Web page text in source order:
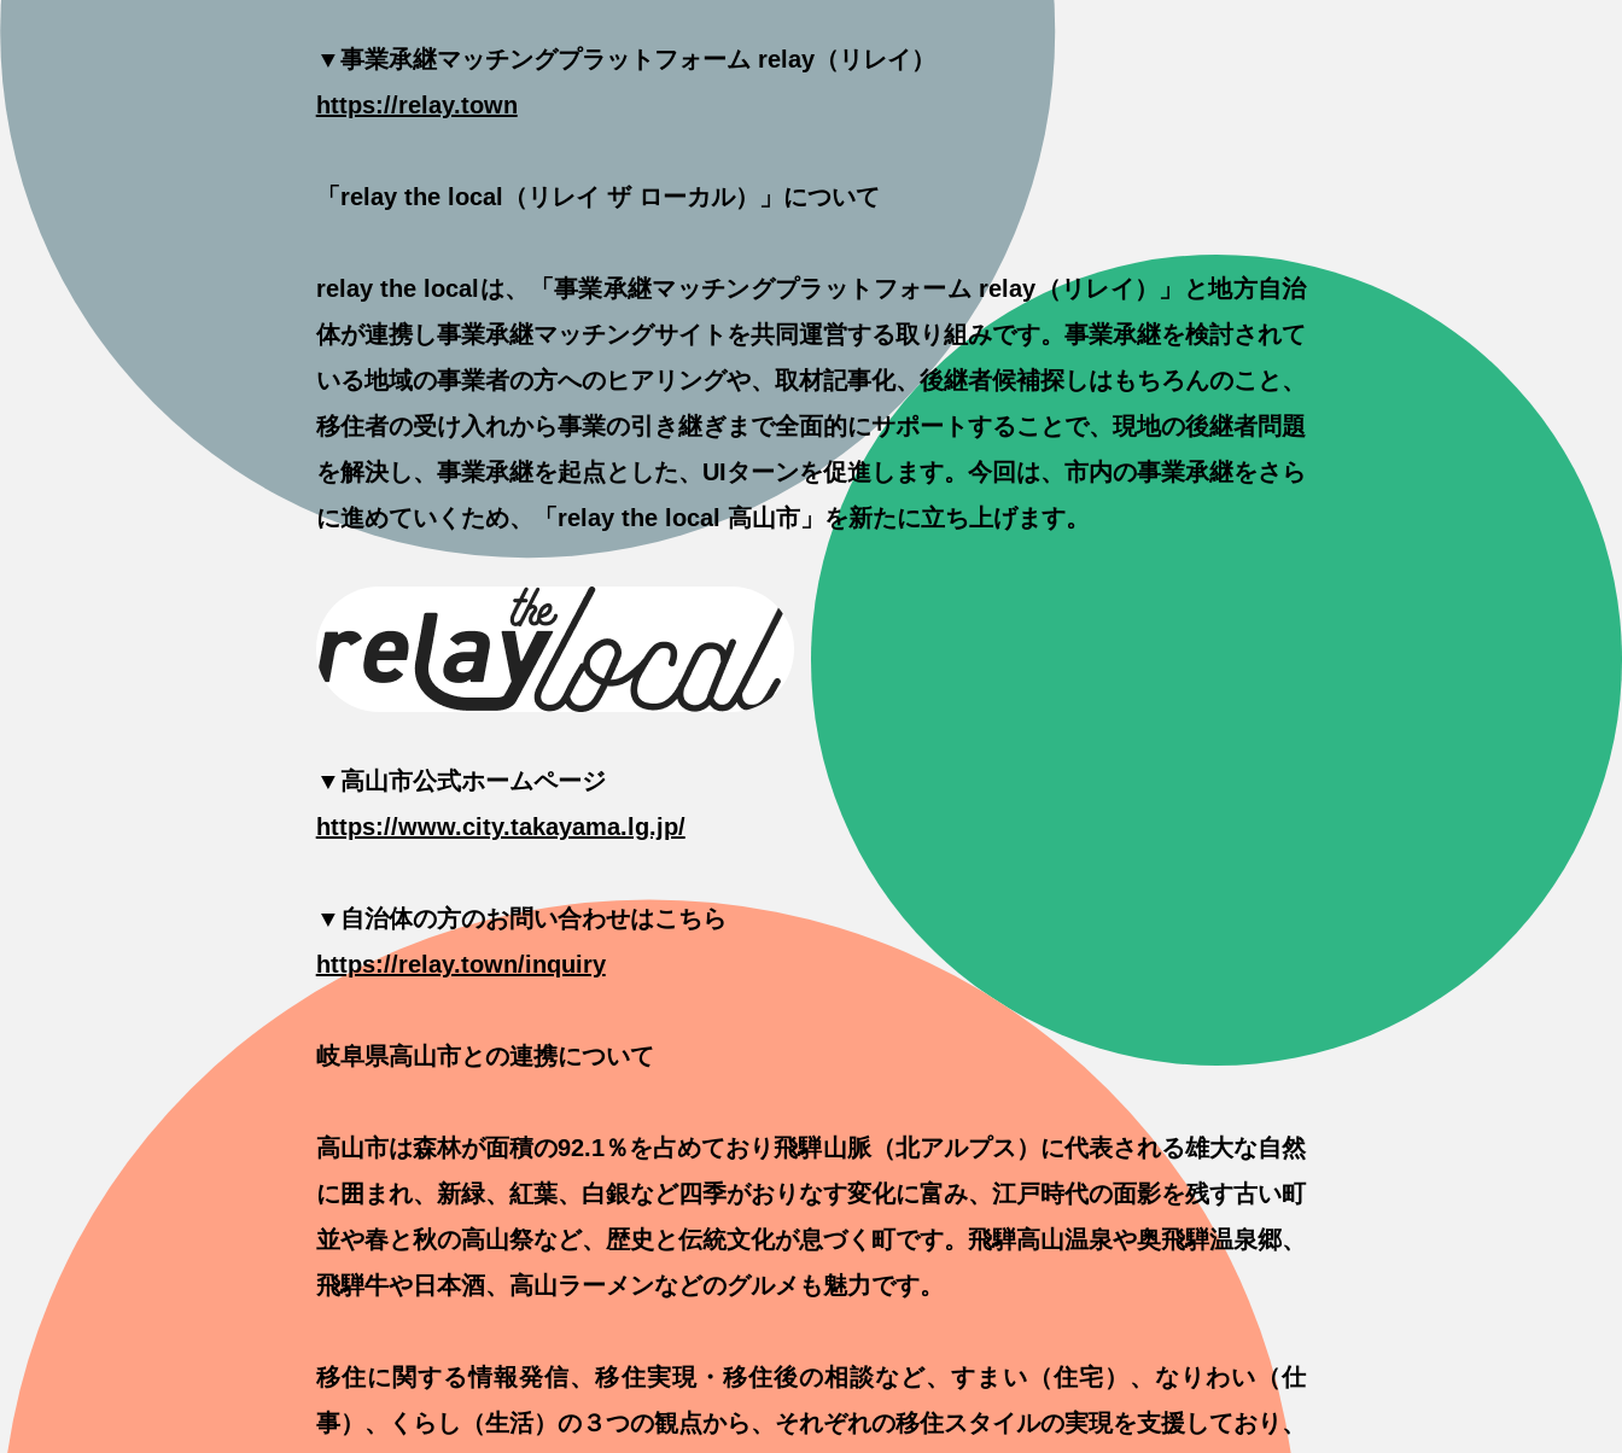
▼事業承継マッチングプラットフォーム relay（リレイ）
https://relay.town
「relay the local（リレイ ザ ローカル）」について
relay the localは、「事業承継マッチングプラットフォーム relay（リレイ）」と地方自治
体が連携し事業承継マッチングサイトを共同運営する取り組みです。事業承継を検討されて
いる地域の事業者の方へのヒアリングや、取材記事化、後継者候補探しはもちろんのこと、
移住者の受け入れから事業の引き継ぎまで全面的にサポートすることで、現地の後継者問題
を解決し、事業承継を起点とした、UIターンを促進します。今回は、市内の事業承継をさら
に進めていくため、「relay the local 高山市」を新たに立ち上げます。
▼高山市公式ホームページ
https://www.city.takayama.lg.jp/
▼自治体の方のお問い合わせはこちら
https://relay.town/inquiry
岐阜県高山市との連携について
高山市は森林が面積の92.1％を占めており飛騨山脈（北アルプス）に代表される雄大な自然
に囲まれ、新緑、紅葉、白銀など四季がおりなす変化に富み、江戸時代の面影を残す古い町
並や春と秋の高山祭など、歴史と伝統文化が息づく町です。飛騨高山温泉や奥飛騨温泉郷、
飛騨牛や日本酒、高山ラーメンなどのグルメも魅力です。
移住に関する情報発信、移住実現・移住後の相談など、すまい（住宅）、なりわい（仕
事）、くらし（生活）の３つの観点から、それぞれの移住スタイルの実現を支援しており、